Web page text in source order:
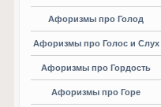
Афоризмы про Голод
Афоризмы про Голос и Слух
Афоризмы про Гордость
Афоризмы про Горе